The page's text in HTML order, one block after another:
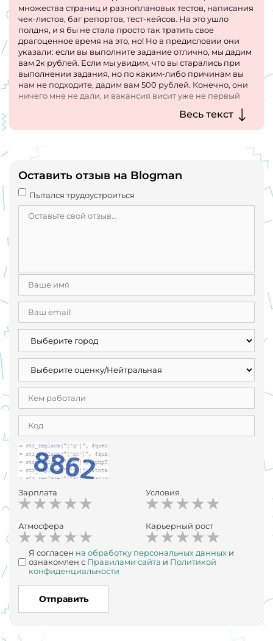
множества страниц и разноплановых тестов, написания
чек-листов, баг репортов, тест-кейсов. На это ушло
полдня, и я бы не стала просто так тратить свое
драгоценное время на это, но! Но в предисловии они
указали: если вы выполните задание отлично, мы дадим
вам 2к рублей. Если мы увидим, что вы старались при
выполнении задания, но по каким-либо причинам вы
нам не подходите, дадим вам 500 рублей. Конечно, они
ничего мне не дали, и вакансия висит уже не первый
месяц. На мой запрос "хотя бы дайте ОС" ответили: "а мы
ее не даем. Вы хороши специалист, ваши чек-листы и
тест-кейсы оценили (еще бы, я потратила на них не один
Черт с ними, с этими 500 рублями. Они не выполняют
свое обещание!
Весь текст
Оставить отзыв на Blogman
Пытался трудоустроиться
Зарплата Условия
Атмосфера Карьерный рост
Я согласен на обработку персональных данных и
ознакомлен с Правилами сайта и Политикой
конфиденциальности
Отправить